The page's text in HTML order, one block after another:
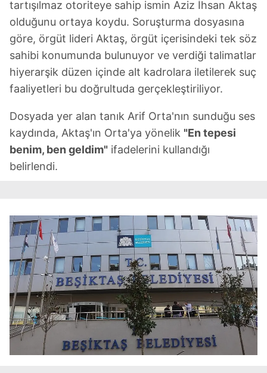
verileriniz işlenmekte olup gerekli olan çerezler bilgi
toplumu hizmetlerinin sunulması amacıyla
kullanılmaktadır. Diğer çerezler, sitemizin daha işlevsel
kılınması ve kişiselleştirilmesi ve sizlere yönelik
reklam/pazarlama faaliyetlerinin yapılması, amaçlarıyla
sınırlı olarak açık rızanız dahilinde kullanılacaktır.
Çerezlere ilişkin tercihlerinizi aşağıda yer alan panel
vasıtasıyla belirleyebilirsiniz. Çerezlere ilişkin detaylı bilgi
için Ayarlar butonuna tıklayabilir, Çerez Bilgilendirme
Metnimizi
ziyaret edebilirsiniz.
ilgili mevzuata uygun olarak kullanılan çerezlerle ilgili bilgi
almak için lütfentıklayınız.
tartışılmaz otoriteye sahip ismin Aziz İhsan Aktaş
olduğunu ortaya koydu. Soruşturma dosyasına
göre, örgüt lideri Aktaş, örgüt içerisindeki tek söz
sahibi konumunda bulunuyor ve verdiği talimatlar
hiyerarşik düzen içinde alt kadrolara iletilerek suç
faaliyetleri bu doğrultuda gerçekleştiriliyor.
Dosyada yer alan tanık Arif Orta'nın sunduğu ses
kaydında, Aktaş'ın Orta'ya yönelik "En tepesi
benim, ben geldim" ifadelerini kullandığı
belirlendi.